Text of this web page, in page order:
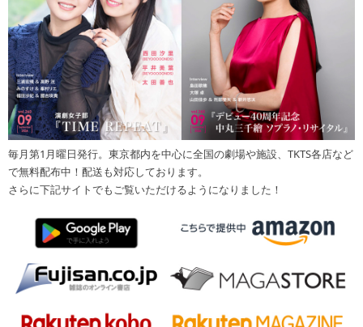
毎月第1月曜日発行。東京都内を中心に全国の劇場や施設、TKTS各店など
で無料配布中！配送も対応しております。
さらに下記サイトでもご覧いただけるようになりました！